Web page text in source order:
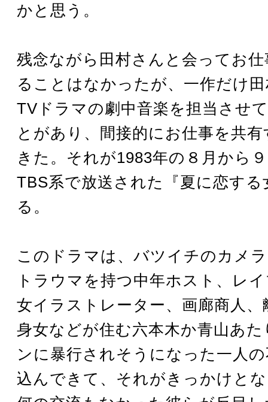
かと思う。
残念ながら田村さんと会ってお
ることはなかったが、一作だけ
TVドラマの劇中音楽を担当させ
とがあり、間接的にお仕事を共
きた。それが1983年の８月から
TBS系で放送された『夏に恋す
る。
このドラマは、バツイチのカメ
トラウマを持つ中年ホスト、レ
女イラストレーター、画廊商人、
身女などが住む六本木か青山あ
ンに暴行されそうになった一人
込んできて、それがきっかけと